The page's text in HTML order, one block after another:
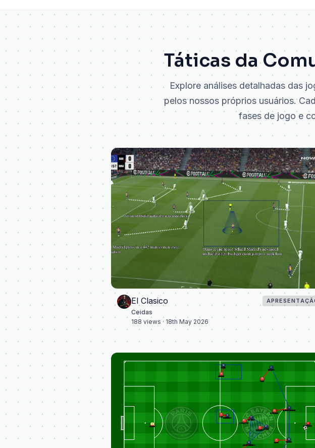
Táticas da
Explore análises detalhadas das
pelos nossos próprios usuários.
fases de jogo e
El Clasico
Ceidas
188 views · 18th May 2026
39
SAFONOV
2
HAKIMI
5
MARQUINHOS
51
PACHO
33
ZAIRE-EMERY
17
VITINHA
87
NEVES
14
DOUE
10
DEMBELE
1
NEUER
4
TAH
19
DAVIES
6
KIMMICH
45
PAVLOVIC
10
MUSIALA
14
DIAZ
9
KANE